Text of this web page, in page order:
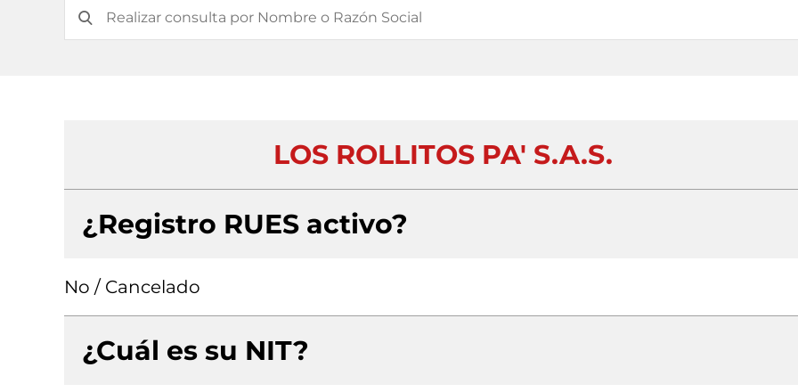
LOS ROLLITOS PA' S.A.S.
¿Registro RUES activo?
No / Cancelado
¿Cuál es su NIT?